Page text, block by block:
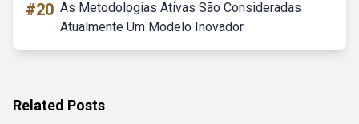
#20 As Metodologias Ativas São Consideradas
Atualmente Um Modelo Inovador
Related Posts